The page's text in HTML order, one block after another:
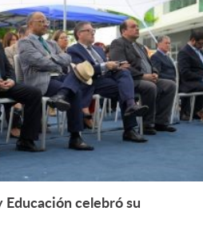
Leer Más +
Educación celebró su